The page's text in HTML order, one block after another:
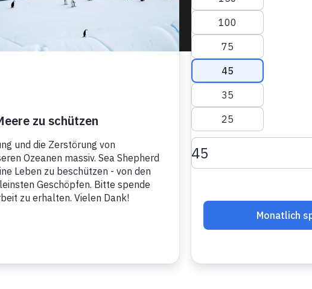
0 Results for ""
Notizie
Campagne
Eventi